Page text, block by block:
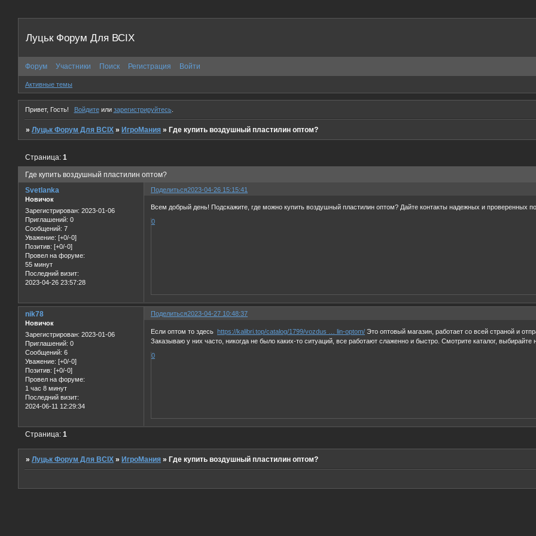
Луцьк Форум Для ВСІХ
Форум Участники Поиск Регистрация Войти
Активные темы
Привет, Гость! Войдитеили зарегистрируйтесь.
»Луцьк Форум Для ВСІХ »ИгроМания »Где купить воздушный пластилин оптом?
Где купить воздушный пластилин оптом?
Страница:1
Поделиться2023-04-26 15:15:41
Svetlanka
Новичок
Зарегистрирован: 2023-01-06
Приглашений: 0
Сообщений: 7
Уважение: [+0/-0]
Позитив: [+0/-0]
Провел на форуме:
55 минут
Последний визит:
2023-04-26 23:57:28
Всем добрый день! Подскажите, где можно купить воздушный пластилин оптом? Дайте контакты надежных и проверенных
0
Поделиться2023-04-27 10:48:37
nik78
Новичок
Зарегистрирован: 2023-01-06
Приглашений: 0
Сообщений: 6
Уважение: [+0/-0]
Позитив: [+0/-0]
Провел на форуме:
1 час 8 минут
Последний визит:
2024-06-11 12:29:34
Если оптом то здесьhttps://kalibri.top/catalog/1799/vozdus … lin-optom/ Это оптовый магазин, работает со всей страной и
Заказываю у них часто, никогда не было каких-то ситуаций, все работают слаженно и быстро. Смотрите каталог,
0
Страница:1
»Луцьк Форум Для ВСІХ » ИгроМания » Где купить воздушный пластилин оптом?